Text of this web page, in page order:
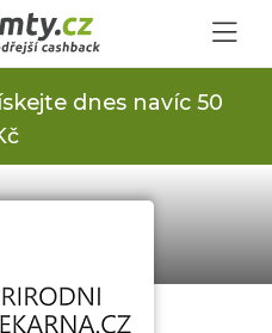
se
dnes navíc 50